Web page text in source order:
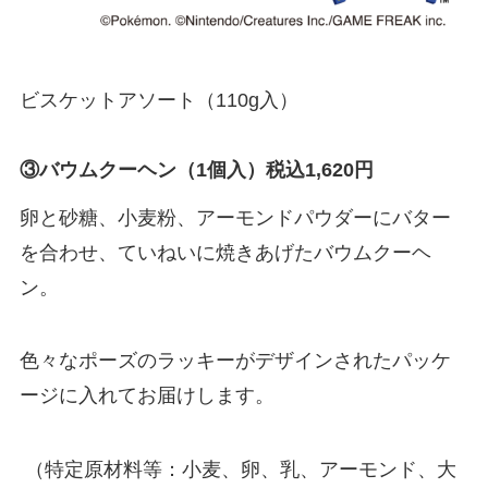
ビスケットアソート（110g入）
③バウムクーヘン（1個入）税込1,620円
卵と砂糖、小麦粉、アーモンドパウダーにバター
を合わせ、ていねいに焼きあげたバウムクーヘ
ン。
色々なポーズのラッキーがデザインされたパッケ
ージに入れてお届けします。
（特定原材料等：小麦、卵、乳、アーモンド、大